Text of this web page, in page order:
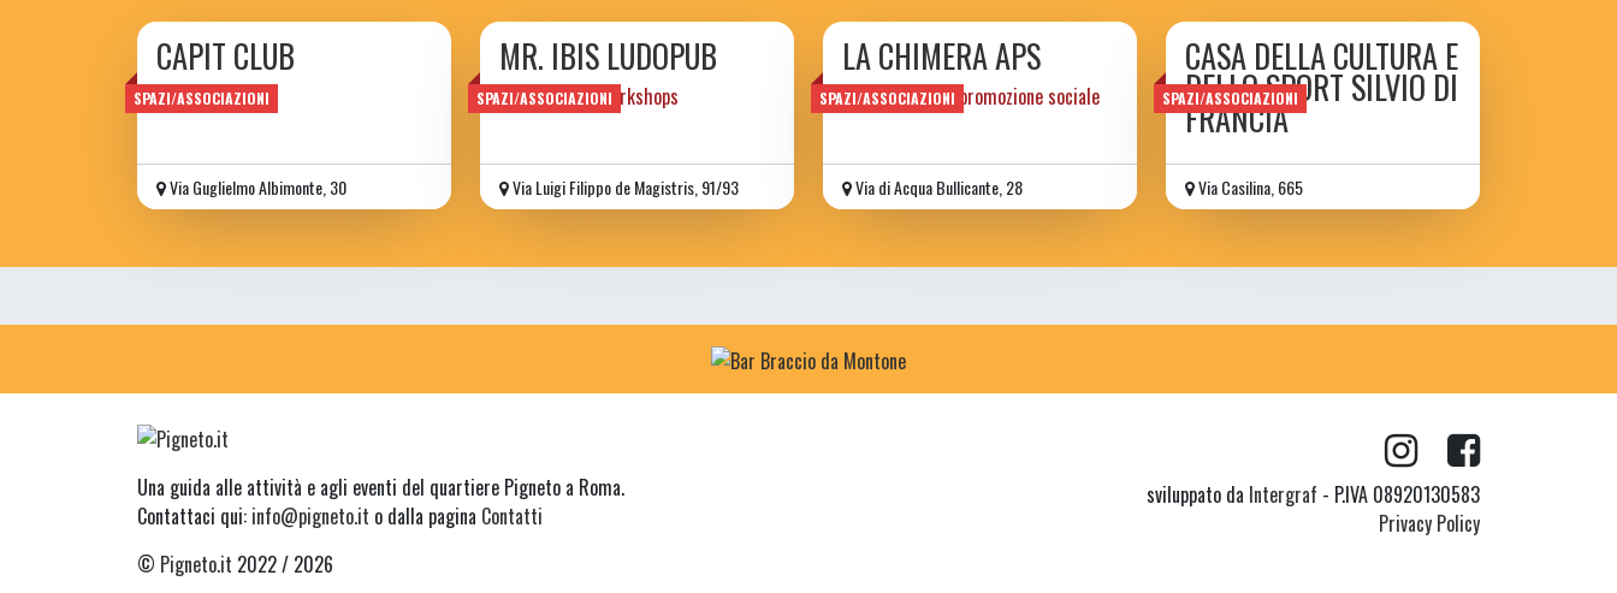
SPAZI/ASSOCIAZIONI
CAPIT CLUB
Via Guglielmo Albimonte, 30
SPAZI/ASSOCIAZIONI
MR. IBIS LUDOPUB
games books workshops
Via Luigi Filippo de Magistris, 91/93
SPAZI/ASSOCIAZIONI
LA CHIMERA APS
associazione di promozione sociale
Via di Acqua Bullicante, 28
SPAZI/ASSOCIAZIONI
CASA DELLA CULTURA E
DELLO SPORT SILVIO DI
FRANCIA
Via Casilina, 665
Una guida alle attività e agli eventi del quartiere Pigneto a Roma.
Contattaci qui: info@pigneto.it o dalla pagina Contatti
© Pigneto.it 2022 / 2026
sviluppato da Intergraf - P.IVA 08920130583
Privacy Policy